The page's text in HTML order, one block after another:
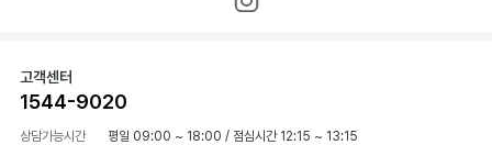
고객센터
1544-9020
상담가능시간 평일 09:00 ~ 18:00 / 점심시간 12:15 ~ 13:15